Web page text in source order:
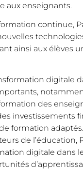
aux enseignants.
continue,
ainsi aux élèves
digitale
des
investissements
formation
de
digitale dans